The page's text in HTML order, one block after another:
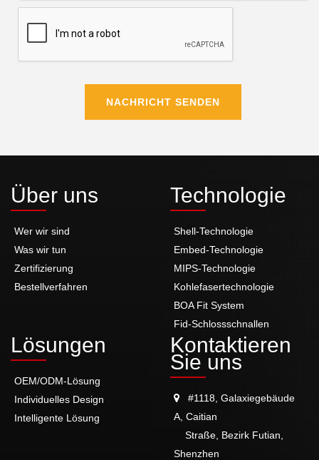
NACHRICHT SENDEN
Über uns
Wer wir sind
Was wir tun
Zertifizierung
Bestellverfahren
Technologie
Shell-Technologie
Embed-Technologie
MIPS-Technologie
Kohlefasertechnologie
BOA Fit System
Fid-Schlossschnallen
Lösungen
OEM/ODM-Lösung
Individuelles Design
Intelligente Lösung
Kontaktieren
Sie uns
#1118, Galaxiegebäude
A, Caitian
Straße, Bezirk Futian,
Shenzhen